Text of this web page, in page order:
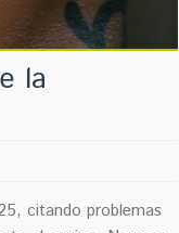
la
citando problemas